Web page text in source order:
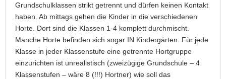
Grundschulklassen strikt getrennt und dürfen keinen Kontakt
haben. Ab mittags gehen die Kinder in die verschiedenen
Horte. Dort sind die Klassen 1-4 komplett durchmischt.
Manche Horte befinden sich sogar IN Kindergärten. Für jede
Klasse in jeder Klassenstufe eine getrennte Hortgruppe
einzurichten ist unrealistisch (zweizügige Grundschule – 4
Klassenstufen – wäre 8 (!!!) Hortner) wie soll das